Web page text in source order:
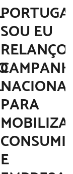
SOU EU
PARA
E